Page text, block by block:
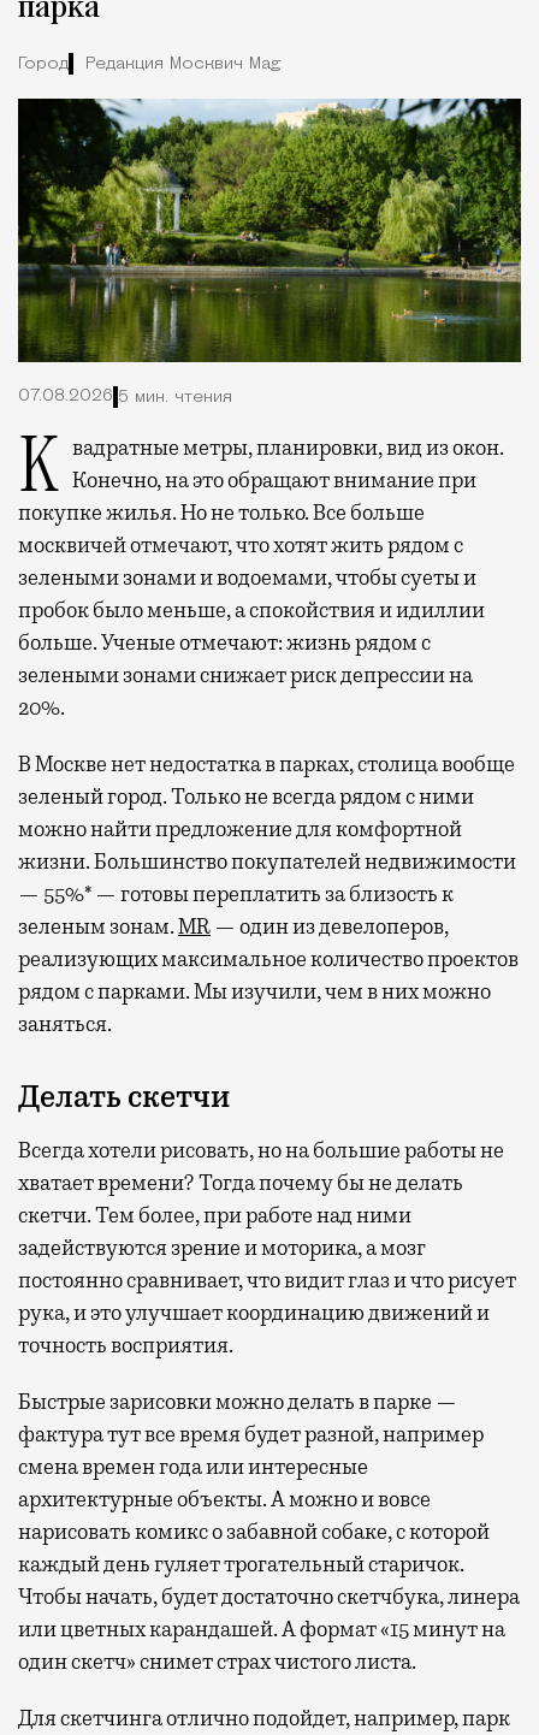
парка
Город Редакция Москвич Mag
07.08.2026 5 мин. чтения
Квадратные метры, планировки, вид из окон. Конечно, на это обращают внимание при
покупке жилья. Но не только. Все больше
москвичей отмечают, что хотят жить рядом с
зелеными зонами и водоемами, чтобы суеты и
пробок было меньше, а спокойствия и идиллии
больше. Ученые отмечают: жизнь рядом с
зелеными зонами снижает риск депрессии на
20%.
В Москве нет недостатка в парках, столица вообще
зеленый город. Только не всегда рядом с ними
можно найти предложение для комфортной
жизни. Большинство покупателей недвижимости
— 55%* — готовы переплатить за близость к
зеленым зонам.MR — один из девелоперов,
реализующих максимальное количество проектов
рядом с парками. Мы изучили, чем в них можно
заняться.
Делать скетчи
Всегда хотели рисовать, но на большие работы не
хватает времени? Тогда почему бы не делать
скетчи. Тем более, при работе над ними
задействуются зрение и моторика, а мозг
постоянно сравнивает, что видит глаз и что рисует
рука, и это улучшает координацию движений и
точность восприятия.
Быстрые зарисовки можно делать в парке —
фактура тут все время будет разной, например
смена времен года или интересные
архитектурные объекты. А можно и вовсе
нарисовать комикс о забавной собаке, с которой
каждый день гуляет трогательный старичок.
Чтобы начать, будет достаточно скетчбука, линера
или цветных карандашей. А формат «15 минут на
один скетч» снимет страх чистого листа.
Для скетчинга отлично подойдет, например, парк